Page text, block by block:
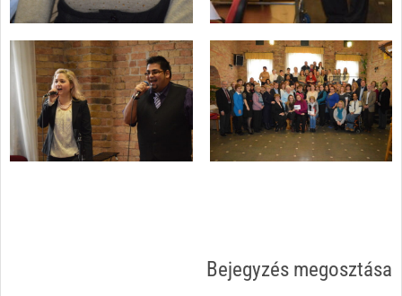
Bejegyzés megosztása